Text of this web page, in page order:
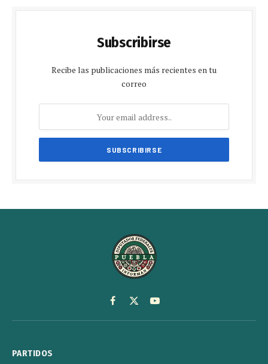
Subscribirse
Recibe las publicaciones más recientes en tu
correo
Facebook
X
(Twitter)
YouTube
PARTIDOS